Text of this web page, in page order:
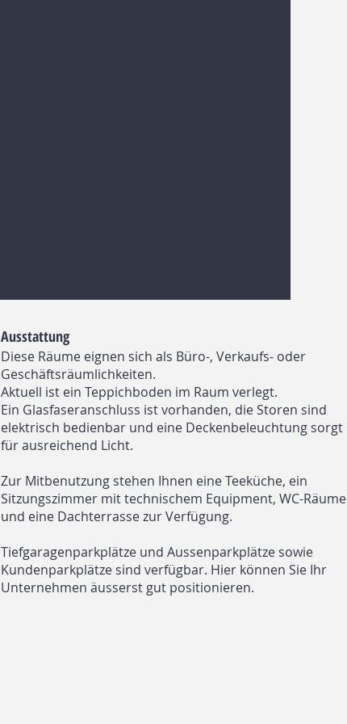
Ausstattung
Diese Räume eignen sich als Büro-, Verkaufs- oder
Geschäftsräumlichkeiten.
Aktuell ist ein Teppichboden im Raum verlegt.
Ein Glasfaseranschluss ist vorhanden, die Storen sind
elektrisch bedienbar und eine Deckenbeleuchtung sorgt
für ausreichend Licht.
Zur Mitbenutzung stehen Ihnen eine Teeküche, ein
Sitzungszimmer mit technischem Equipment, WC-Räume
und eine Dachterrasse zur Verfügung.
Tiefgaragenparkplätze und Aussenparkplätze sowie
Kundenparkplätze sind verfügbar. Hier können Sie Ihr
Unternehmen äusserst gut positionieren.